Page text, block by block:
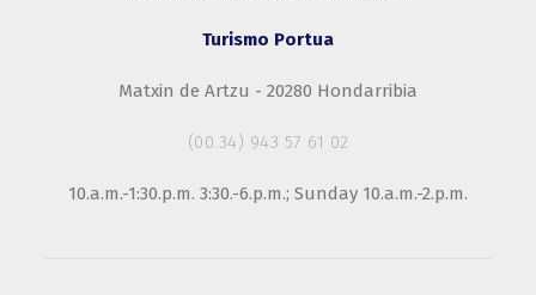
Turismo Portua
Matxin de Artzu - 20280 Hondarribia
(00.34) 943 57 61 02
10.a.m.-1:30.p.m. 3:30.-6.p.m.; Sunday 10.a.m.-2.p.m.